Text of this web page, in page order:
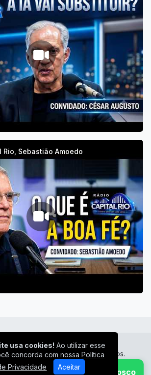
Rio, Sebastião Amoedo
Rio - Todos os direitos reservados.
Fale Conosco
usa cookies! Ao utilizar esse
concorda com nossaPolítica
Privacidade
Aceitar